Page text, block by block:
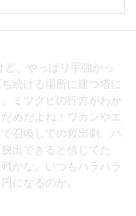
ど、やっぱり手強かっ
続ける場所に建つ塔に
ミツクビの行方がわか
めだよね！ワカンやエ
召喚しての救出劇。ハ
出できると信じてた
かな。いつもハラハラ
になるのか。